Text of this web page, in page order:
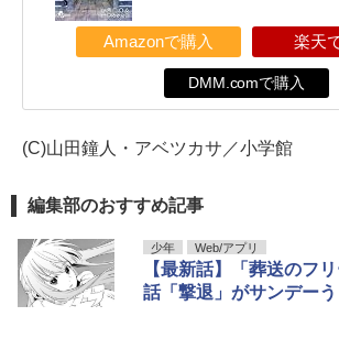
Amazonで購入 楽天
DMM.comで購入
(C)山田鐘人・アベツカサ／小学館
編集部のおすすめ記事
少年 Web/アプリ
【最新話】「葬送のフ
話「撃退」がサンデー